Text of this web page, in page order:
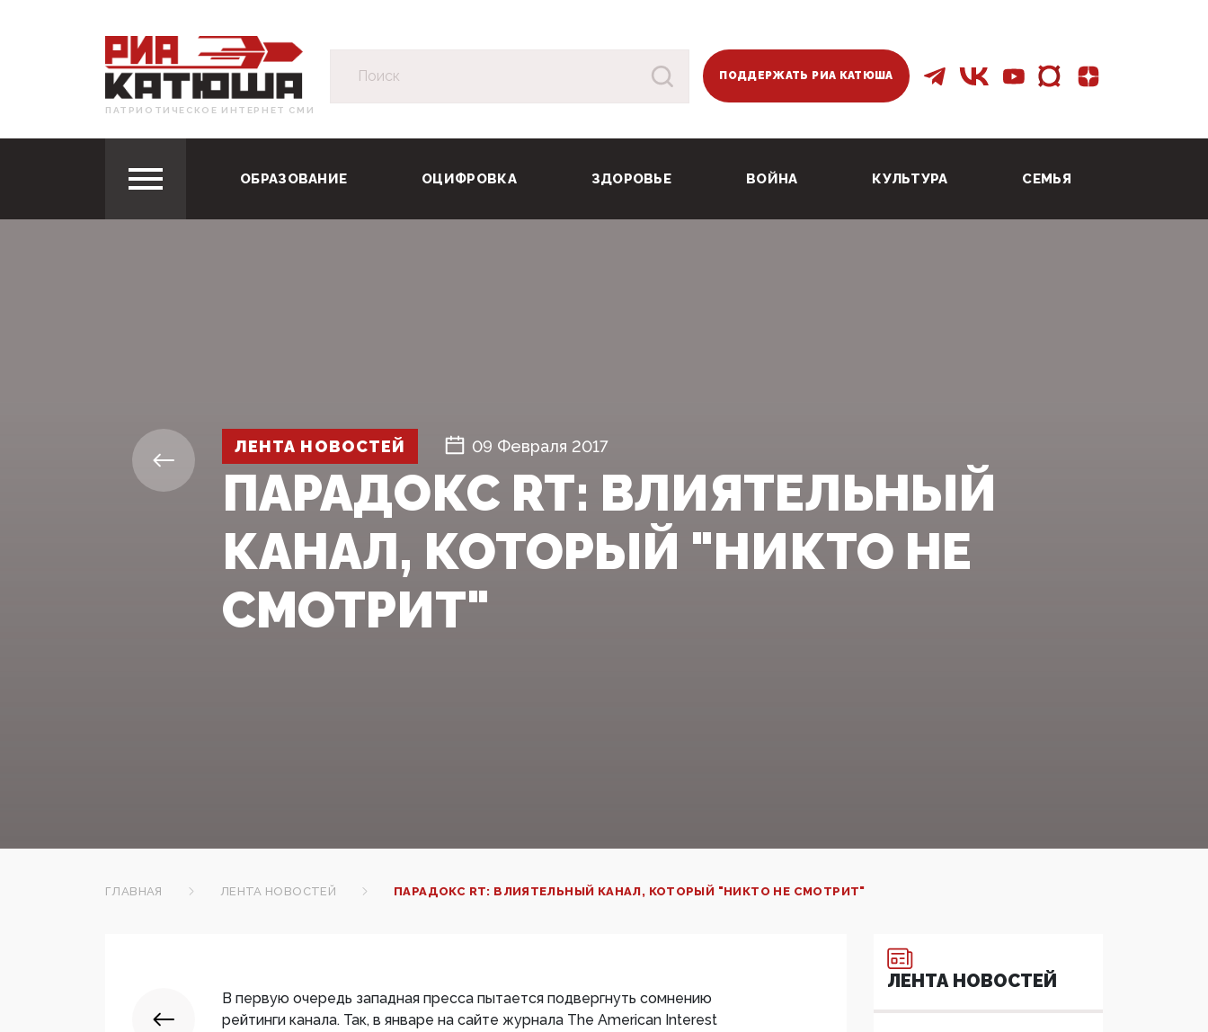
ПАТРИОТИЧЕСКОЕ ИНТЕРНЕТ СМИ
ПОДДЕРЖАТЬ РИА КАТЮША
ОБРАЗОВАНИЕ ОЦИФРОВКА ЗДОРОВЬЕ ВОЙНА КУЛЬТУРА СЕМЬЯ
ЛЕНТА НОВОСТЕЙ 09 Февраля 2017
ПАРАДОКС RT: ВЛИЯТЕЛЬНЫЙ
КАНАЛ, КОТОРЫЙ "НИКТО НЕ
СМОТРИТ"
ГЛАВНАЯ ЛЕНТА НОВОСТЕЙ ПАРАДОКС RT: ВЛИЯТЕЛЬНЫЙ КАНАЛ, КОТОРЫЙ "НИКТО НЕ СМОТРИТ"
В первую очередь западная пресса пытается подвергнуть сомнению
рейтинги канала. Так, в январе на сайте журнала The American Interest
ЛЕНТА НОВОСТЕЙ